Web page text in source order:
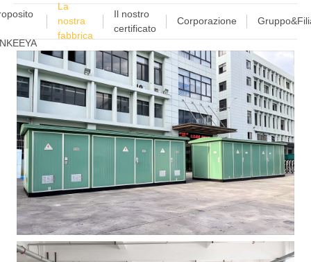
La
nostra
fabbrica
Il nostro
certificato
Corporazione